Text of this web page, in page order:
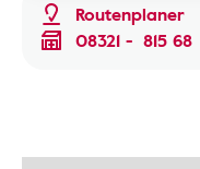
Routenplaner
08321 - 815 68